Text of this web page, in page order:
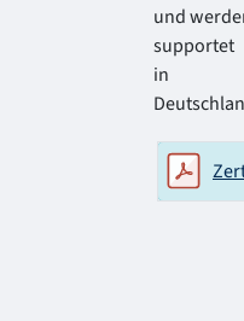
und
supportet
in